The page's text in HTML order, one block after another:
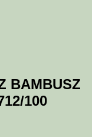
BAMBUSZ
100